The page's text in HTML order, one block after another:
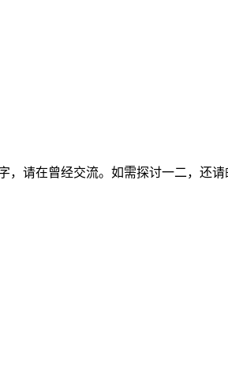
，请在曾经交流。如需探讨一二，还请